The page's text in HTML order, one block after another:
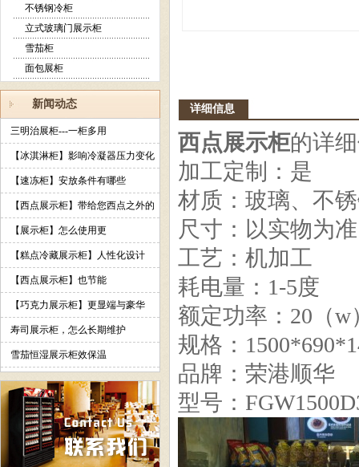
不锈钢冷柜
立式玻璃门展示柜
雪茄柜
面包展柜
新闻动态
三明治展柜---一柜多用
【冰淇淋柜】影响冷凝器压力变化
的原因【速冻柜】安放条件有哪些
【西点展示柜】带给您西点之外的
艺术感受
【展示柜】怎么使用更
【糕点冷藏展示柜】人性化设计
【西点展示柜】也节能
【巧克力展示柜】更显端与豪华
寿司展示柜，怎么长期维护
雪茄恒湿展示柜效保温
详细信息
西点展示柜的详
加工定制：是
材质：玻璃、不
尺寸：以实物为
工艺：机加工
耗电量：1-5度
额定功率：20（w
规格：
品牌：荣港顺华
型号：